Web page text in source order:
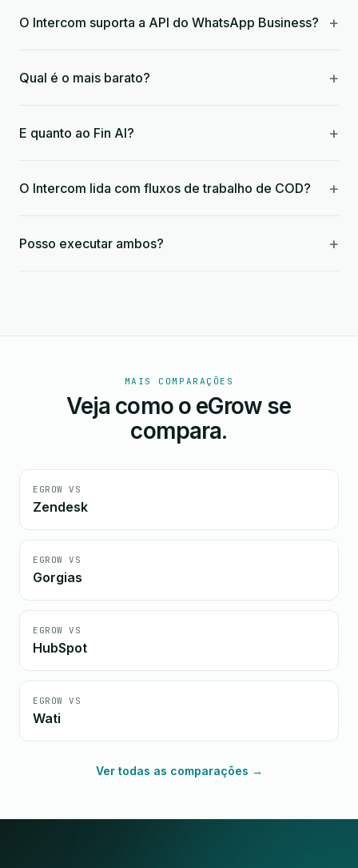
O Intercom suporta a API do WhatsApp Business? +
Qual é o mais barato? +
E quanto ao Fin AI? +
O Intercom lida com fluxos de trabalho de COD? +
Posso executar ambos? +
MAIS COMPARAÇÕES
Veja como o eGrow se
compara.
EGROW VS
Zendesk
EGROW VS
Gorgias
EGROW VS
HubSpot
EGROW VS
Wati
Ver todas as comparações →